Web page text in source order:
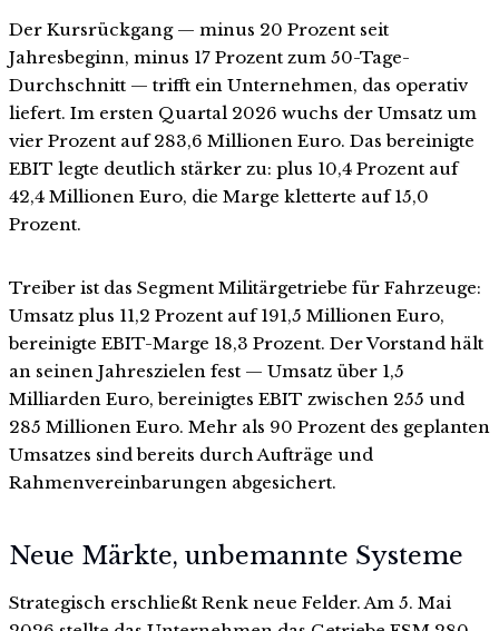
Der Kursrückgang — minus 20 Prozent seit
Jahresbeginn, minus 17 Prozent zum 50-Tage-
Durchschnitt — trifft ein Unternehmen, das operativ
liefert. Im ersten Quartal 2026 wuchs der Umsatz um
vier Prozent auf 283,6 Millionen Euro. Das bereinigte
EBIT legte deutlich stärker zu: plus 10,4 Prozent auf
42,4 Millionen Euro, die Marge kletterte auf 15,0
Prozent.
Treiber ist das Segment Militärgetriebe für Fahrzeuge:
Umsatz plus 11,2 Prozent auf 191,5 Millionen Euro,
bereinigte EBIT-Marge 18,3 Prozent. Der Vorstand hält
an seinen Jahreszielen fest — Umsatz über 1,5
Milliarden Euro, bereinigtes EBIT zwischen 255 und
285 Millionen Euro. Mehr als 90 Prozent des geplanten
Umsatzes sind bereits durch Aufträge und
Rahmenvereinbarungen abgesichert.
Neue Märkte, unbemannte Systeme
Strategisch erschließt Renk neue Felder. Am 5. Mai